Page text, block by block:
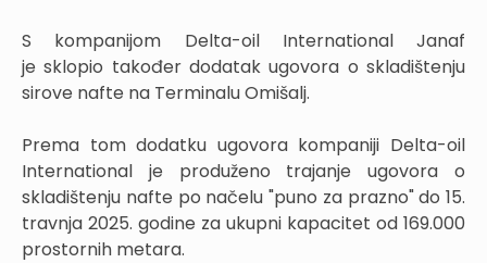
S kompanijom Delta-oil International Janaf
je sklopio također dodatak ugovora o skladištenju
sirove nafte na Terminalu Omišalj.
Prema tom dodatku ugovora kompaniji Delta-oil
International je produženo trajanje ugovora o
skladištenju nafte po načelu "puno za prazno" do 15.
travnja 2025. godine za ukupni kapacitet od 169.000
prostornih metara.